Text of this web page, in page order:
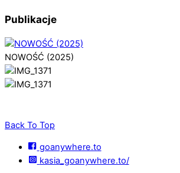
Publikacje
NOWOŚĆ (2025)
Back To Top
goanywhere.to
kasia_goanywhere.to/